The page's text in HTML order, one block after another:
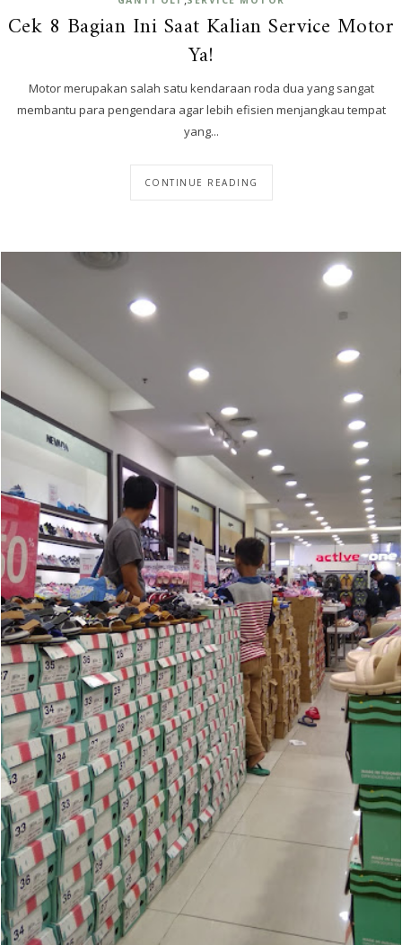
Cek 8 Bagian Ini Saat Kalian Service Motor
Ya!
Motor merupakan salah satu kendaraan roda dua yang sangat
membantu para pengendara agar lebih efisien menjangkau tempat
yang...
CONTINUE READING